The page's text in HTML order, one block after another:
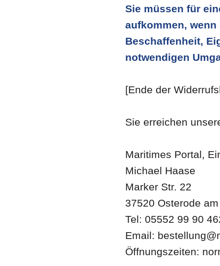
Sie müssen für
aufkommen,
Beschaffenheit,
notwendigen
[Ende der
Sie erreichen
Maritimes Portal,
Michael Haase
Marker Str. 22
37520 Osterode
Tel: 05552 99 90
Email:
Öffnungszeiten: